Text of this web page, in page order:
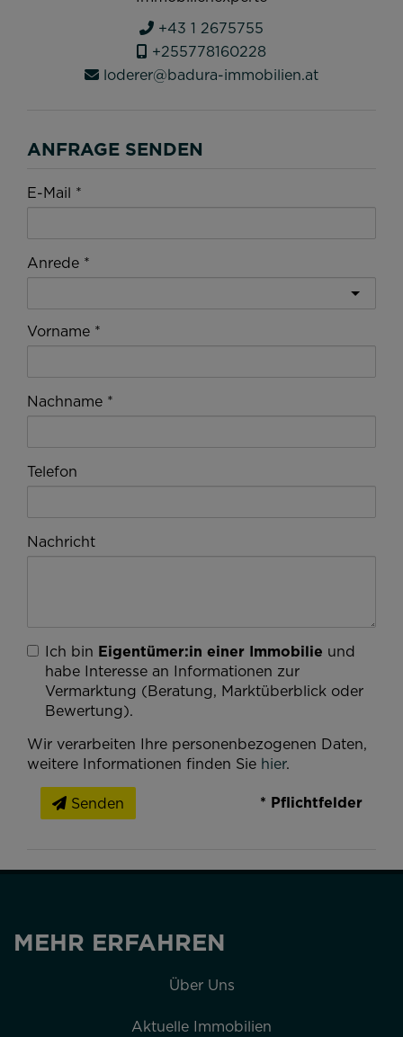
+43 1 2675755
+255778160228
loderer@badura-immobilien.at
ANFRAGE SENDEN
E-Mail
Anrede
Vorname
Nachname
Telefon
Nachricht
Ich bin Eigentümer:in einer Immobilie und
habe Interesse an Informationen zur
Vermarktung (Beratung, Marktüberblick oder
Bewertung).
Wir verarbeiten Ihre personenbezogenen Daten,
weitere Informationen finden Sie hier.
Senden
* Pflichtfelder
MEHR ERFAHREN
Über Uns
Aktuelle Immobilien